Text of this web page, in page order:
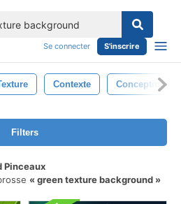
Se connecter S'inscrire
Contexte Conception
Filters
Pinceaux
green texture background